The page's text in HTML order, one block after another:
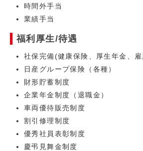
時間外手当
業績手当
福利厚生/待遇
社保完備(健康保険、厚生年金、
日産グループ保険（各種）
財形貯蓄制度
企業年金制度（退職金）
車両優待販売制度
割引修理制度
優秀社員表彰制度
慶弔見舞金制度